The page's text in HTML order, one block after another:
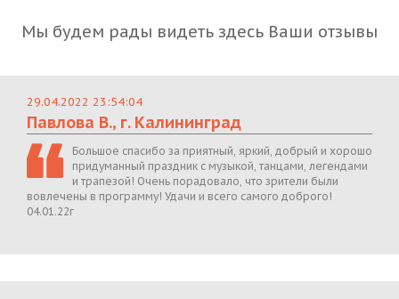
Мы будем рады видеть здесь Ваши отзывы
29.04.2022 23:54:04
Павлова В., г. Калининград
Большое спасибо за приятный, яркий, добрый и хорошо
придуманный праздник с музыкой, танцами, легендами
и трапезой! Очень порадовало, что зрители были
вовлечены в программу! Удачи и всего самого доброго!
04.01.22г